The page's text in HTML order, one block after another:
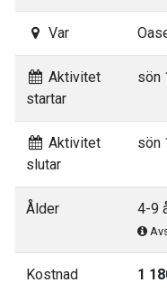
Var
Aktivitet
startar
sön
Aktivitet
slutar
sön
Ålder 4-9
Kostnad 1